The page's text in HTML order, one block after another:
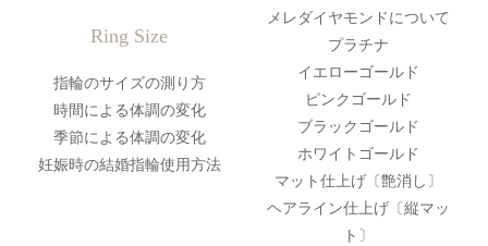
Ring Size
指輪のサイズの測り方
時間による体調の変化
季節による体調の変化
妊娠時の結婚指輪使用方法
メレダイヤモンドについて
プラチナ
イエローゴールド
ピンクゴールド
ブラックゴールド
ホワイトゴールド
マット仕上げ〔艶消し〕
ヘアライン仕上げ〔縦マッ
ト〕